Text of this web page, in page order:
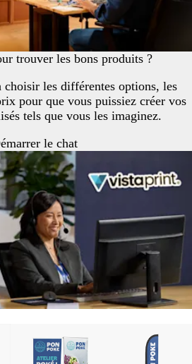
trouver les bons produits ?
choisir les différentes options, les
pour que vous puissiez créer vos
tels que vous les imaginez.
le chat